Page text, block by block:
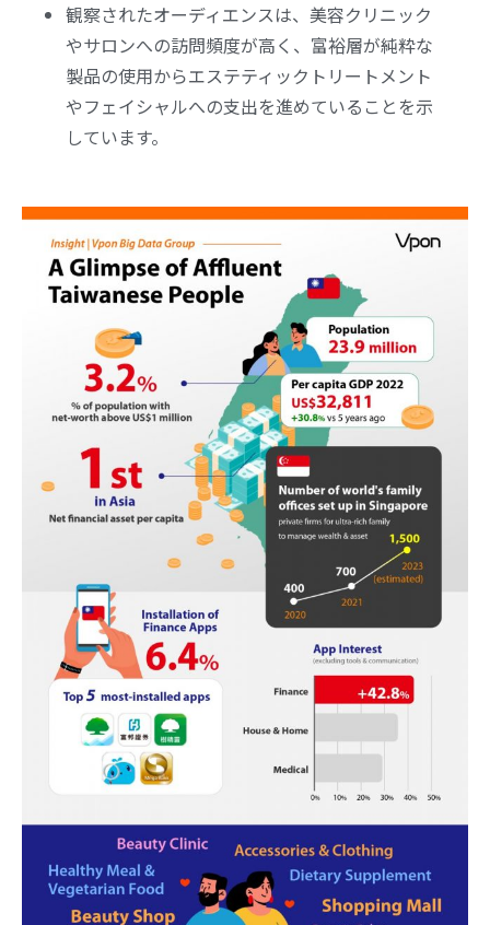
観察されたオーディエンスは、美容クリニック
やサロンへの訪問頻度が高く、富裕層が純粋な
製品の使用からエステティックトリートメント
やフェイシャルへの支出を進めていることを示
しています。